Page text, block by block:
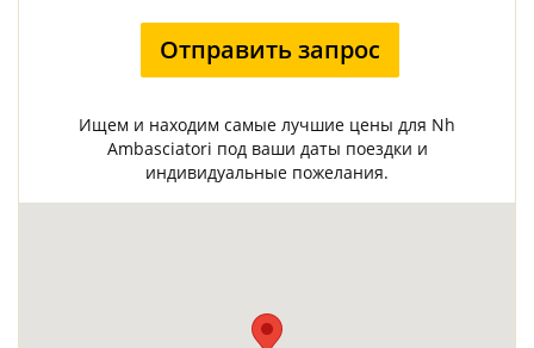
Отправить запрос
Ищем и находим самые лучшие цены для Nh
Ambasciatori под ваши даты поездки и
индивидуальные пожелания.